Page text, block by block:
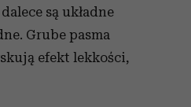
są układne
Grube pasma
efekt lekkości,